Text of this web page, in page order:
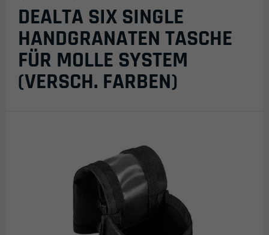
DEALTA SIX SINGLE
HANDGRANATEN TASCHE
FÜR MOLLE SYSTEM
(VERSCH. FARBEN)